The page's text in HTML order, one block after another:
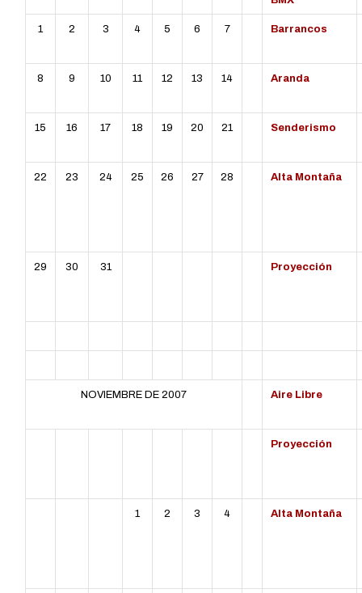
1 2 3 4 5 6 7 Barrancos
8 9 10 11 12 13 14 Aranda
15 16 17 18 19 20 21 Senderismo
22 23 24 25 26 27 28 Alta Montaña
29 30 31 Proyección
NOVIEMBRE DE 2007 Aire Libre
Proyección
1 2 3 4 Alta Montaña